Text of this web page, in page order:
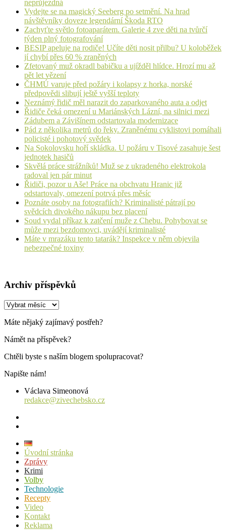
neprůjezdná
Vydejte se na magický Seeberg po setmění. Na hrad
návštěvníky doveze legendární Škoda RTO
Zachyťte světlo fotoaparátem. Galerie 4 zve děti na tvůrčí
týden plný fotografování
BESIP apeluje na rodiče! Učíte děti nosit přilbu? U koloběžek
jí chybí přes 60 % zraněných
Zfetovaný muž okradl babičku a ujížděl hlídce. Hrozí mu až
pět let vězení
ČHMÚ varuje před požáry i kolapsy z horka, norské
předpovědi slibují ještě vyšší teploty
Neznámý řidič měl narazit do zaparkovaného auta a odjet
Řidiče čeká omezení u Mariánských Lázní, na silnici mezi
Zádubem a Závišínem odstartovala modernizace
Pád z několika metrů do řeky. Zraněnému cyklistovi pomáhali
policisté i pohotový svědek
Na Sokolovsku hoří skládka. U požáru v Tisové zasahuje šest
jednotek hasičů
Skvělá práce strážníků! Muž se z ukradeného elektrokola
radoval jen pár minut
Řidiči, pozor u Aše! Práce na obchvatu Hranic již
odstartovaly, omezení potrvá přes měsíc
Poznáte osoby na fotografiích? Kriminalisté pátrají po
svědcích divokého nákupu bez placení
Soud vydal příkaz k zatčení muže z Chebu. Pohybovat se
může mezi bezdomovci, uvádějí kriminalisté
Máte v mrazáku tento tatarák? Inspekce v něm objevila
nebezpečné toxiny
Archiv příspěvků
Archiv
Máte nějaký zajímavý postřeh?
Námět na příspěvek?
Chtěli byste s naším blogem spolupracovat?
Napište nám!
Václava Simeonová
redakce@zivechebsko.cz
Úvodní stránka
Zprávy
Krimi
Volby
Technologie
Recepty
Video
Kontakt
Reklama